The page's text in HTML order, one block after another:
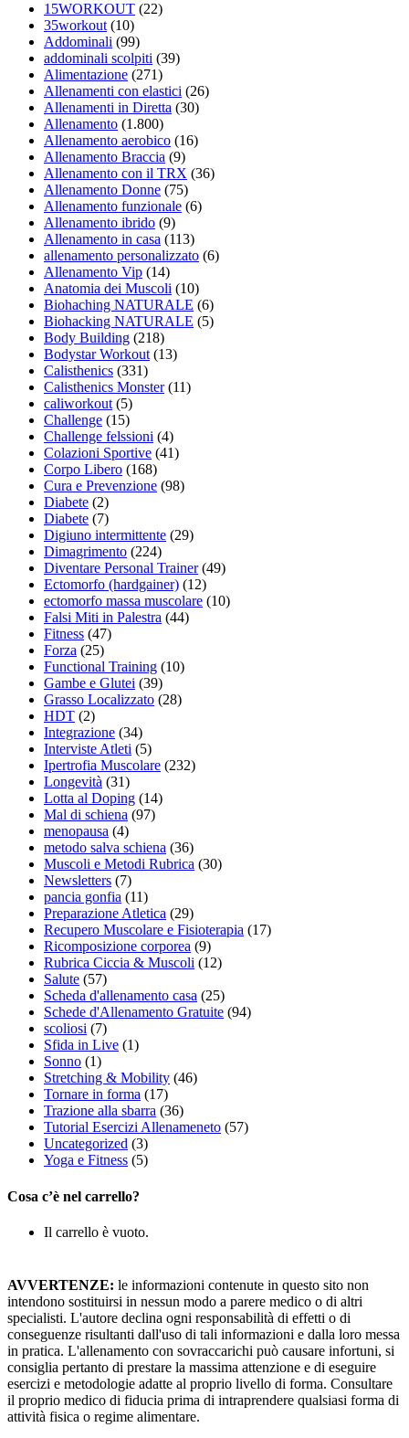
15WORKOUT (22)
35workout (10)
Addominali (99)
addominali scolpiti (39)
Alimentazione (271)
Allenamenti con elastici (26)
Allenamenti in Diretta (30)
Allenamento (1.800)
Allenamento aerobico (16)
Allenamento Braccia (9)
Allenamento con il TRX (36)
Allenamento Donne (75)
Allenamento funzionale (6)
Allenamento ibrido (9)
Allenamento in casa (113)
allenamento personalizzato (6)
Allenamento Vip (14)
Anatomia dei Muscoli (10)
Biohaching NATURALE (6)
Biohacking NATURALE (5)
Body Building (218)
Bodystar Workout (13)
Calisthenics (331)
Calisthenics Monster(11)
caliworkout (5)
Challenge (15)
Challenge felssioni (4)
Colazioni Sportive (41)
Corpo Libero (168)
Cura e Prevenzione (98)
Diabete (2)
Diabete (7)
Digiuno intermittente (29)
Dimagrimento (224)
Diventare Personal Trainer(49)
Ectomorfo (hardgainer) (12)
ectomorfo massa muscolare (10)
Falsi Miti in Palestra (44)
Fitness (47)
Forza (25)
Functional Training (10)
Gambe e Glutei (39)
Grasso Localizzato (28)
HDT (2)
Integrazione (34)
Interviste Atleti (5)
Ipertrofia Muscolare (232)
Longevità (31)
Lotta al Doping (14)
Mal di schiena (97)
menopausa (4)
metodo salva schiena (36)
Muscoli e Metodi Rubrica (30)
Newsletters (7)
pancia gonfia (11)
Preparazione Atletica (29)
Recupero Muscolare e Fisioterapia (17)
Ricomposizione corporea (9)
Rubrica Ciccia & Muscoli (12)
Salute (57)
Scheda d'allenamento casa (25)
Schede d'Allenamento Gratuite (94)
scoliosi (7)
Sfida in Live (1)
Sonno (1)
Stretching & Mobility (46)
Tornare in forma (17)
Trazione alla sbarra (36)
Tutorial Esercizi Allenameneto (57)
Uncategorized (3)
Yoga e Fitness (5)
Cosa c’è nel carrello?
Il carrello è vuoto.
AVVERTENZE: le informazioni contenute in questo sito non
intendono sostituirsi in nessun modo a parere medico o di altri
specialisti. L'autore declina ogni responsabilità di effetti o di
conseguenze risultanti dall'uso di tali informazioni e dalla loro messa
in pratica. L'allenamento con sovraccarichi può causare infortuni, si
consiglia pertanto di prestare la massima attenzione e di eseguire
esercizi e metodologie adatte al proprio livello di forma. Consultare
il proprio medico di fiducia prima di intraprendere qualsiasi forma di
attività fisica o regime alimentare.